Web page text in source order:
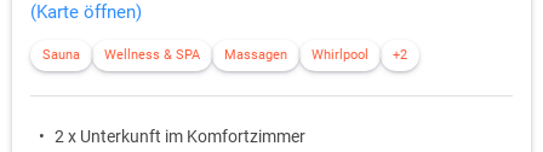
(Karte öffnen)
Sauna Wellness & SPA Massagen Whirlpool +2
2 x Unterkunft im Komfortzimmer